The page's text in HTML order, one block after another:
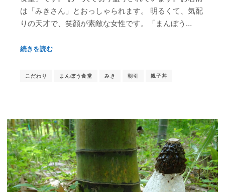
は「みきさん」とおっしゃられます。 明るくて、気配
りの天才で、笑顔が素敵な女性です。「まんぼう…
続きを読む
こだわり まんぼう食堂 みき 朝引 親子丼